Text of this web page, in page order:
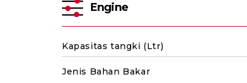
Engine
Kapasitas tangki (Ltr)
Jenis Bahan Bakar